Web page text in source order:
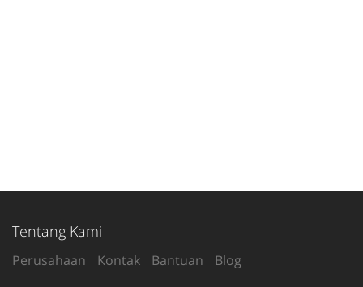
Tentang Kami
Perusahaan Kontak Bantuan Blog